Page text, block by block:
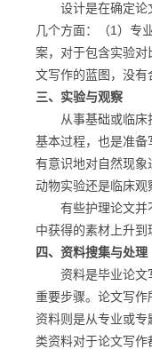
设计是在确定论文
几个方面：（1）专
案，对于包含实验
文写作的蓝图，没有
三、实验与观察
从事基础或临床护
基本过程，也是准
有意识地对自然现
动物实验还是临床
有些护理论文并不
中获得的素材上升到
四、资料搜集与处理
资料是毕业论文写
重要步骤。论文写
资料则是从专业或
类资料对于论文写